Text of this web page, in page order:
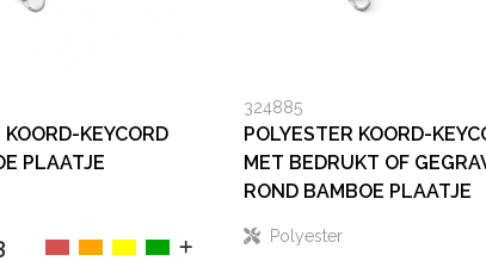
KOORD-KEYCORD
PLAATJE
324885
POLYESTER KOORD-
MET BEDRUKT OF
ROND BAMBOE PLAATJE
Polyester